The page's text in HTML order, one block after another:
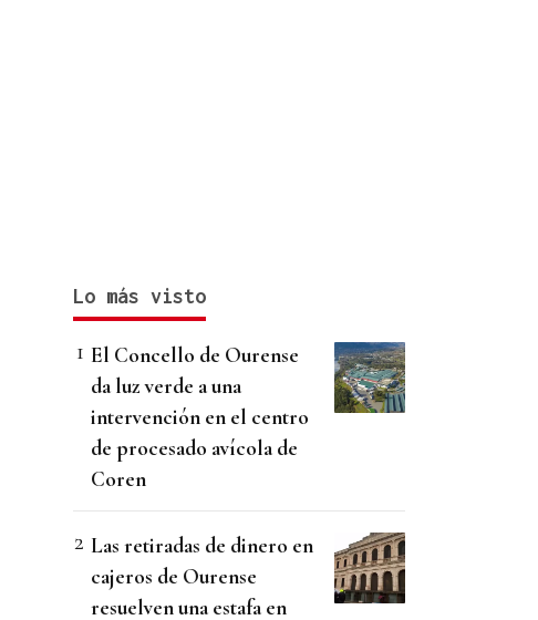
Lo más visto
El Concello de Ourense
da luz verde a una
intervención en el centro
de procesado avícola de
Coren
Las retiradas de dinero en
cajeros de Ourense
resuelven una estafa en